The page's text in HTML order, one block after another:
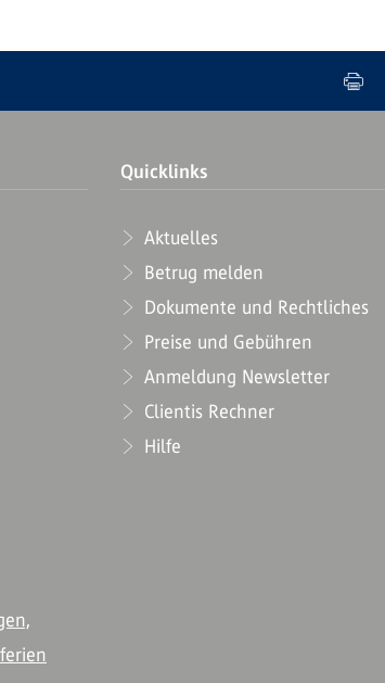
Quicklinks
Aktuelles
Betrug melden
Dokumente und Rechtliches
Preise und Gebühren
Anmeldung Newsletter
Clientis Rechner
Hilfe